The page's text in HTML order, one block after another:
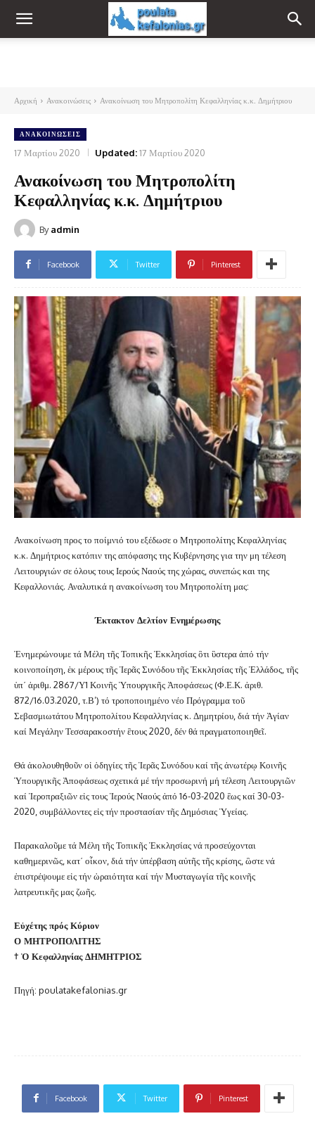
Αρχική Ανακοινώσεις Ανακοίνωση του Μητροπολίτη Κεφαλληνίας κ.κ. Δημήτριου
ΑΝΑΚΟΙΝΏΣΕΙΣ
17 Μαρτίου 2020 Updated:17 Μαρτίου 2020
Ανακοίνωση του Μητροπολίτη
Κεφαλληνίας κ.κ. Δημήτριου
By admin
Facebook Twitter Pinterest
Ανακοίνωση προς το ποίμνιό του εξέδωσε ο Μητροπολίτης Κεφαλληνίας
κ.κ. Δημήτριος κατόπιν της απόφασης της Κυβέρνησης για την μη τέλεση
Λειτουργιών σε όλους τους Ιερούς Ναούς της χώρας, συνεπώς και της
Κεφαλλονιάς. Αναλυτικά η ανακοίνωση του Μητροπολίτη μας:
Έκτακτον Δελτίον Ενημέρωσης
Ἐνημερώνουμε τά Μέλη τῆς Τοπικῆς Ἐκκλησίας ὃτι ὓστερα ἀπό τήν
κοινοποίηση, ἐκ μέρους τῆς Ἱερᾶς Συνόδου τῆς Ἐκκλησίας τῆς Ἑλλάδος, τῆς
ὑπ΄ ἀριθμ. 2867/Υ1 Κοινῆς Ὑπουργικῆς Ἀποφάσεως (Φ.Ε.Κ. ἀριθ.
872/16.03.2020, τ.Β’) τό τροποποιημένο νέο Πρόγραμμα τοῦ
Σεβασμιωτάτου Μητροπολίτου Κεφαλληνίας κ. Δημητρίου, διά τήν Ἁγίαν
καί Μεγάλην Τεσσαρακοστήν ἒτους 2020, δέν θά πραγματοποιηθεῖ.
Θά ἀκολουθηθοῦν οἱ ὁδηγίες τῆς Ἱερᾶς Συνόδου καί τῆς ἀνωτέρῳ Κοινῆς
Ὑπουργικῆς Ἀποφάσεως σχετικά μέ τήν προσωρινή μή τέλεση Λειτουργιῶν
καί Ἱεροπραξιῶν εἰς τους Ἱερούς Ναούς ἀπό 16-03-2020 ἓως καί 30-03-
2020, συμβάλλοντες εἰς τήν προστασίαν τῆς Δημόσιας Ὑγείας.
Παρακαλοῦμε τά Μέλη τῆς Τοπικῆς Ἐκκλησίας νά προσεύχονται
καθημερινῶς, κατ΄ οἶκον, διά τήν ὑπέρβαση αὐτῆς τῆς κρίσης, ὣστε νά
ἐπιστρέψουμε εἰς τήν ὡραιότητα καί τήν Μυσταγωγία τῆς κοινῆς
λατρευτικῆς μας ζωῆς.
Εὐχέτης πρός Κύριον
Ο ΜΗΤΡΟΠΟΛΙΤΗΣ
† Ὁ Κεφαλληνίας ΔΗΜΗΤΡΙΟΣ
Πηγή: poulatakefalonias.gr
Facebook Twitter Pinterest